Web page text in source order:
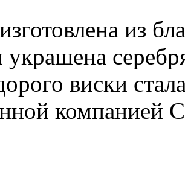
из
украшена
виски
компанией